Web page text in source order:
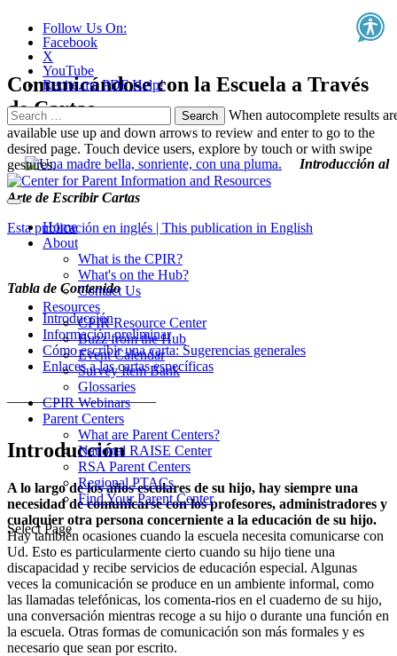
Follow Us On:
Facebook
X
YouTube
Recite.me PDF Help!
Search
for:
When autocomplete results
available use up and down arrows to review and enter to go to the
desired page. Touch device users, explore by touch or with swipe
gestures.
Home
About
What is the CPIR?
What's on the Hub?
Contact Us
Resources
CPIR Resource Center
Buzz from the Hub
Event Calendar
Survey Item Bank
Glossaries
CPIR Webinars
Parent Centers
What are Parent Centers?
National RAISE Center
RSA Parent Centers
Regional PTACs
Find Your Parent Center
Select Page
Comunicándose con la Escuela a Través
de Cartas
Introducción al
Arte de Escribir Cartas
Esta publicación en inglés | This publication in English
Tabla de Contenido
Introducción
Información preliminar
Cómo escribir una carta: Sugerencias generales
Enlaces a las cartas específicas
_____________________
Introducción
A lo largo de los años escolares de su hijo, hay siempre una
necesidad de comunicarse con los profesores, administradores y
cualquier otra persona concerniente a la educación de su hijo.
Hay también ocasiones cuando la escuela necesita comunicarse con
Ud. Esto es particularmente cierto cuando su hijo tiene una
discapacidad y recibe servicios de educación especial. Algunas
veces la comunicación se produce en un ambiente informal, como
las llamadas telefónicas, los comenta-rios en el cuaderno de su hijo,
una conversación mientras recoge a su hijo o durante una función en
la escuela. Otras formas de comunicación son más formales y es
necesario que sean por escrito.